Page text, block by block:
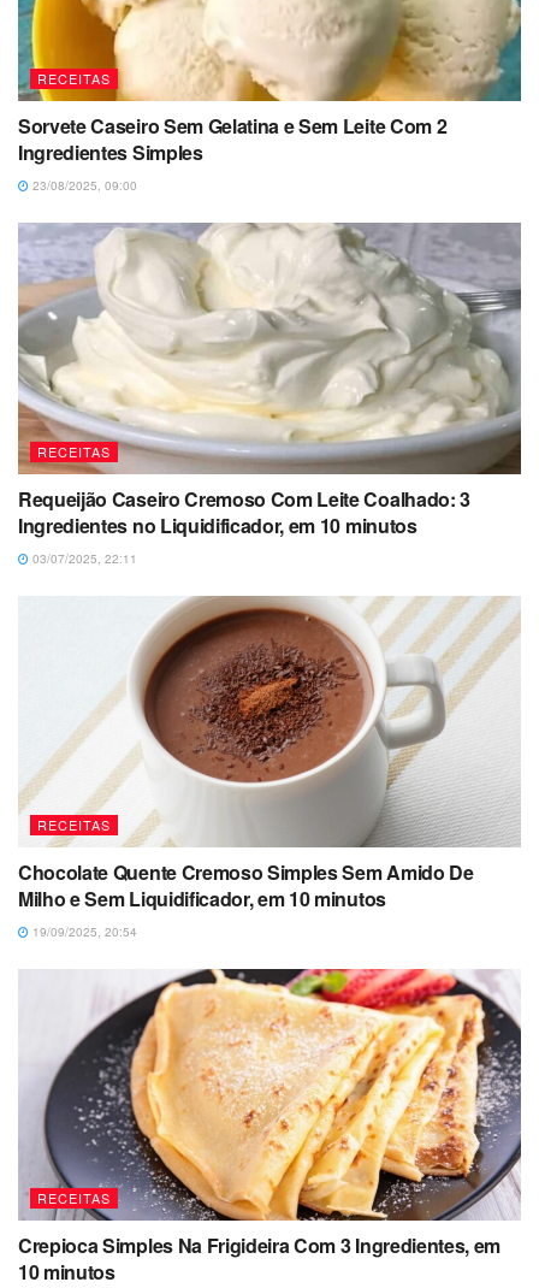
RECEITAS
Sorvete Caseiro Sem Gelatina e Sem Leite Com 2
Ingredientes Simples
23/08/2025, 09:00
RECEITAS
Requeijão Caseiro Cremoso Com Leite Coalhado: 3
Ingredientes no Liquidificador, em 10 minutos
03/07/2025, 22:11
RECEITAS
Chocolate Quente Cremoso Simples Sem Amido De
Milho e Sem Liquidificador, em 10 minutos
19/09/2025, 20:54
RECEITAS
Crepioca Simples Na Frigideira Com 3 Ingredientes, em
10 minutos